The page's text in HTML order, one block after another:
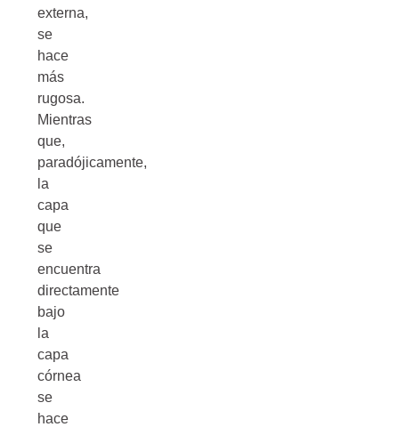
externa,
se
hace
más
rugosa.
Mientras
que,
paradójicamente,
la
capa
que
se
encuentra
directamente
bajo
la
capa
córnea
se
hace